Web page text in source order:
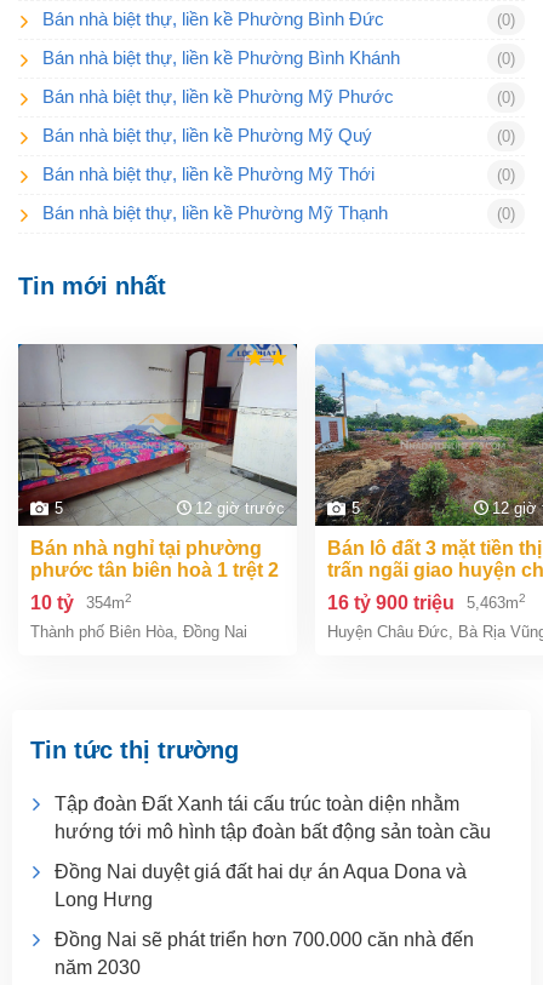
Bán nhà biệt thự, liền kề Phường Bình Đức (0)
Bán nhà biệt thự, liền kề Phường Bình Khánh (0)
Bán nhà biệt thự, liền kề Phường Mỹ Phước (0)
Bán nhà biệt thự, liền kề Phường Mỹ Quý (0)
Bán nhà biệt thự, liền kề Phường Mỹ Thới (0)
Bán nhà biệt thự, liền kề Phường Mỹ Thạnh (0)
Tin mới nhất
5 12 giờ trước
bán nhà nghỉ tại phường
phước tân biên hoà 1 trệt 2
lầu 354m2 giá chỉ 10 tỷ
10 tỷ 354m2
Thành phố Biên Hòa, Đồng Nai
5 12 giờ
bán lô đất 3 mặt tiền thị
trấn ngãi giao huyện
đức bà rịa vũng tàu giá
tỷ 9
16 tỷ 900 triệu 5,463m2
Huyện Châu Đức, Bà Rịa
Tin tức thị trường
Tập đoàn Đất Xanh tái cấu trúc toàn diện nhằm
hướng tới mô hình tập đoàn bất động sản toàn cầu
Đồng Nai duyệt giá đất hai dự án Aqua Dona và
Long Hưng
Đồng Nai sẽ phát triển hơn 700.000 căn nhà đến
năm 2030